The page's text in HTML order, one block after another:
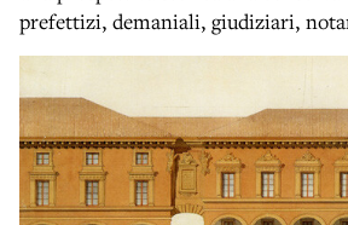
prefettizi, demaniali, giudiziari,